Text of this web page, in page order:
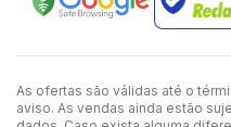
As ofertas são válidas até o
aviso. As vendas ainda estão